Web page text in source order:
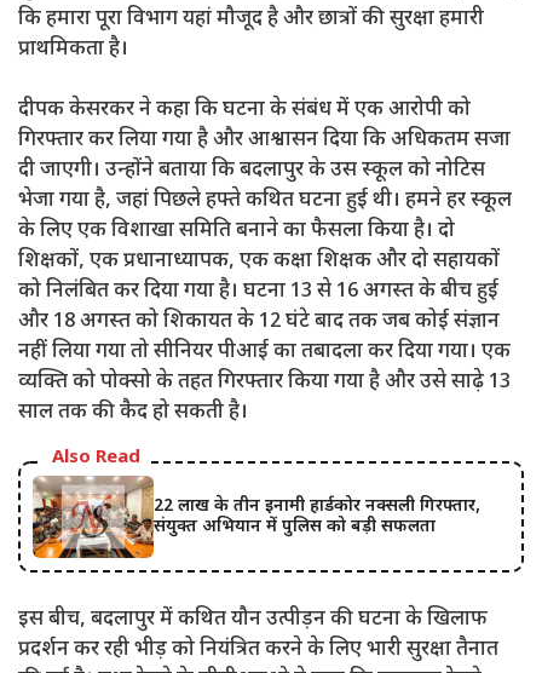
कि हमारा पूरा विभाग यहां मौजूद है और छात्रों की सुरक्षा हमारी
प्राथमिकता है।
दीपक केसरकर ने कहा कि घटना के संबंध में एक आरोपी को
गिरफ्तार कर लिया गया है और आश्वासन दिया कि अधिकतम सजा
दी जाएगी। उन्होंने बताया कि बदलापुर के उस स्कूल को नोटिस
भेजा गया है, जहां पिछले हफ्ते कथित घटना हुई थी। हमने हर स्कूल
के लिए एक विशाखा समिति बनाने का फैसला किया है। दो
शिक्षकों, एक प्रधानाध्यापक, एक कक्षा शिक्षक और दो सहायकों
को निलंबित कर दिया गया है। घटना 13 से 16 अगस्त के बीच हुई
और 18 अगस्त को शिकायत के 12 घंटे बाद तक जब कोई संज्ञान
नहीं लिया गया तो सीनियर पीआई का तबादला कर दिया गया। एक
व्यक्ति को पोक्सो के तहत गिरफ्तार किया गया है और उसे साढ़े 13
साल तक की कैद हो सकती है।
Also Read
22 लाख के तीन इनामी हार्डकोर नक्सली गिरफ्तार,
संयुक्त अभियान में पुलिस को बड़ी सफलता
इस बीच, बदलापुर में कथित यौन उत्पीड़न की घटना के खिलाफ
प्रदर्शन कर रही भीड़ को नियंत्रित करने के लिए भारी सुरक्षा तैनात